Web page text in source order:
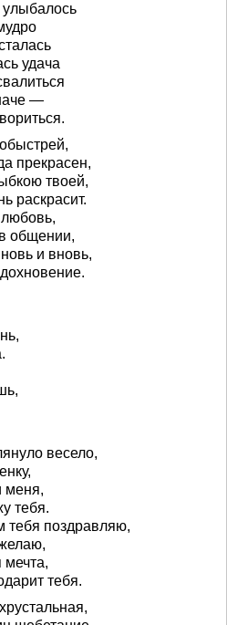
удача
—
прекрасен,
твоей,
раскрасит.
любовь,
общении,
и вновь,
весело,
меня,
тебя.
поздравляю,
мечта,
тебя.